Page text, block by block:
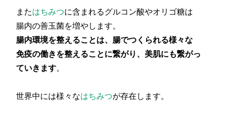
またはちみつに含まれるグルコン酸やオリゴ糖は
腸内の善玉菌を増やします。
腸内環境を整えることは、腸でつくられる様々な
免疫の働きを整えることに繋がり、美肌にも繋がっ
ていきます。
世界中には様々なはちみつが存在します。